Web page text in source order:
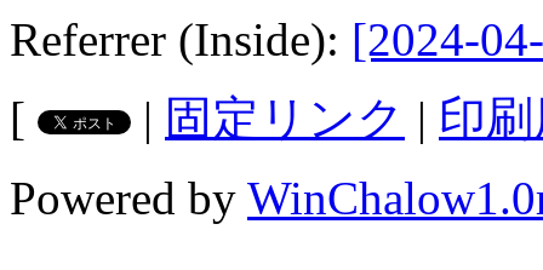
Referrer (Inside): [2024-
[
| 固定リンク | 印
Powered by